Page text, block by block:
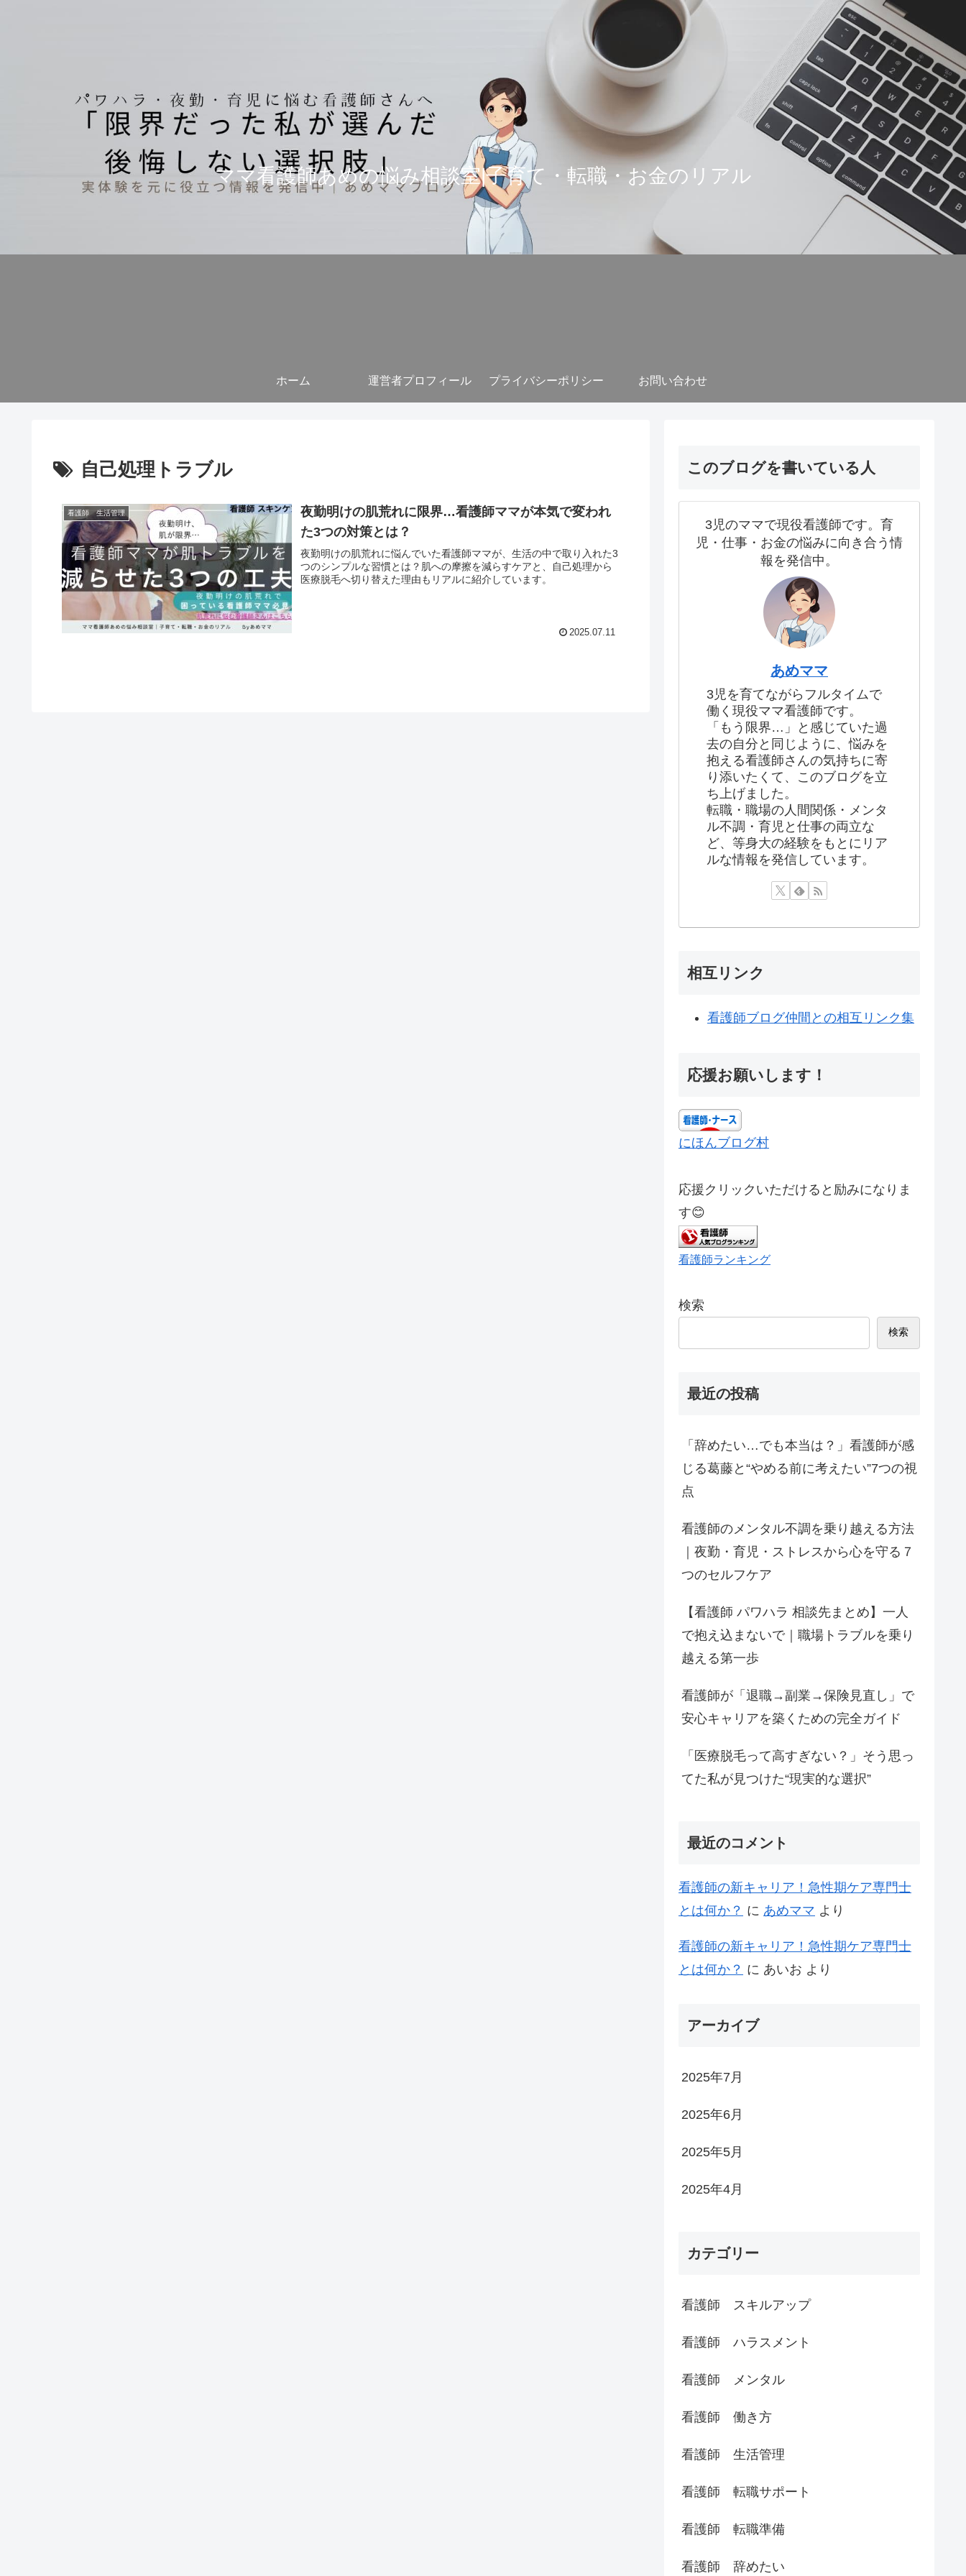
ママ看護師あめの悩み相談室|子育て・転職・お金のリアル
ホーム 運営者プロフィール プライバシーポリシー お問い合わせ
自己処理トラブル
看護師 生活管理
夜勤明けの肌荒れに限界…看護師ママが本気で変われ
た3つの対策とは？
夜勤明けの肌荒れに悩んでいた看護師ママが、生活の中で取り入れた3
つのシンプルな習慣とは？肌への摩擦を減らすケアと、自己処理から
医療脱毛へ切り替えた理由もリアルに紹介しています。
2025.07.11
このブログを書いている人
3児のママで現役看護師です。育
児・仕事・お金の悩みに向き合う情
報を発信中。
あめママ
3児を育てながらフルタイムで
働く現役ママ看護師です。
「もう限界…」と感じていた過
去の自分と同じように、悩みを
抱える看護師さんの気持ちに寄
り添いたくて、このブログを立
ち上げました。
転職・職場の人間関係・メンタ
ル不調・育児と仕事の両立な
ど、等身大の経験をもとにリア
ルな情報を発信しています。
相互リンク
看護師ブログ仲間との相互リンク集
応援お願いします！
にほんブログ村
応援クリックいただけると励みになりま
す😊
看護師ランキング
検索
検索
最近の投稿
「辞めたい…でも本当は？」看護師が感
じる葛藤と“やめる前に考えたい”7つの視
点
看護師のメンタル不調を乗り越える方法
｜夜勤・育児・ストレスから心を守る７
つのセルフケア
【看護師 パワハラ 相談先まとめ】一人
で抱え込まないで｜職場トラブルを乗り
越える第一歩
看護師が「退職→副業→保険見直し」で
安心キャリアを築くための完全ガイド
「医療脱毛って高すぎない？」そう思っ
てた私が見つけた“現実的な選択”
最近のコメント
看護師の新キャリア！急性期ケア専門士
とは何か？ に あめママ より
看護師の新キャリア！急性期ケア専門士
とは何か？ に あいお より
アーカイブ
2025年7月
2025年6月
2025年5月
2025年4月
カテゴリー
看護師 スキルアップ
看護師 ハラスメント
看護師 メンタル
看護師 働き方
看護師 生活管理
看護師 転職サポート
看護師 転職準備
看護師 辞めたい